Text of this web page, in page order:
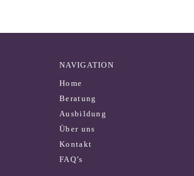
NAVIGATION
Home
Beratung
Ausbildung
Über uns
Kontakt
FAQ’s